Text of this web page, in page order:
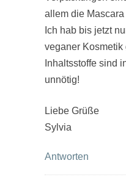
allem die Mascara
Ich hab bis jetzt
veganer Kosmetik
Inhaltsstoffe sind
unnötig!
Liebe Grüße
Sylvia
Antworten